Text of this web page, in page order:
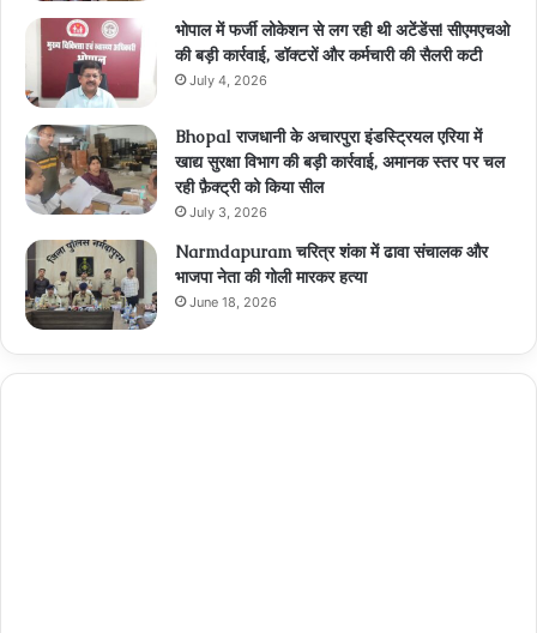
भोपाल में फर्जी लोकेशन से लग रही थी अटेंडेंस! सीएमएचओ
की बड़ी कार्रवाई, डॉक्टरों और कर्मचारी की सैलरी कटी
July 4, 2026
Bhopal राजधानी के अचारपुरा इंडस्ट्रियल एरिया में
खाद्य सुरक्षा विभाग की बड़ी कार्रवाई, अमानक स्तर पर चल
रही फ़ैक्ट्री को किया सील
July 3, 2026
Narmdapuram चरित्र शंका में ढावा संचालक और
भाजपा नेता की गोली मारकर हत्या
June 18, 2026